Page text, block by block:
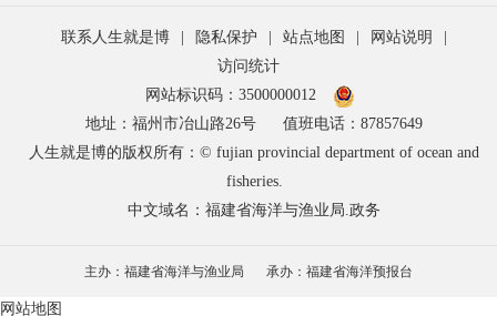
联系人生就是博 隐私保护 站点地图 网站说明
访问统计
网站标识码：3500000012
地址：福州市冶山路26号
值班电话：87857649
人生就是博的版权所有：© fujian provincial department of ocean and
fisheries.
中文域名：福建省海洋与渔业局.政务
主办：福建省海洋与渔业局 承办：福建省海洋预报台
网站地图